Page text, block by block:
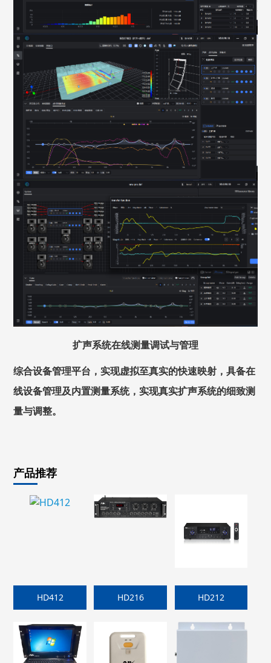
扩声系统在线测量调试与管理
综合设备管理平台，实现虚拟至真实的快速映射，具备在
线设备管理及内置测量系统，实现真实扩声系统的细致测
量与调整。
产品推荐
HD412 HD216 HD212